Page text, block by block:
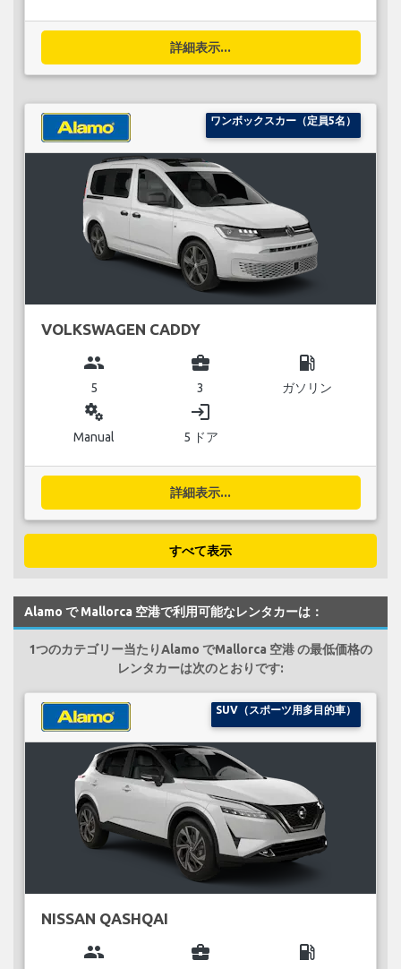
詳細表示...
ワンボックスカー（定員5名）
VOLKSWAGEN CADDY
group
5
business_center
3
local_gas_station
ガソリン
miscellaneous_services
Manual
login
5 ドア
詳細表示...
すべて表示
Alamo で Mallorca 空港で利用可能なレンタカーは：
1つのカテゴリー当たりAlamo でMallorca 空港 の最低価格の
レンタカーは次のとおりです:
SUV（スポーツ用多目的車）
NISSAN QASHQAI
group business_center local_gas_station